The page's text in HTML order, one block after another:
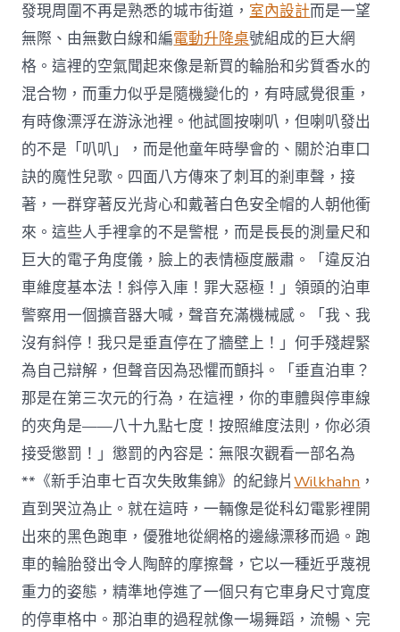
發現周圍不再是熟悉的城市街道， 室內設計而是一望
無際、由無數白線和編電動升降桌號組成的巨大網
格。這裡的空氣聞起來像是新買的輪胎和劣質香水的
混合物，而重力似乎是隨機變化的，有時感覺很重，
有時像漂浮在游泳池裡。他試圖按喇叭，但喇叭發出
的不是「叭叭」，而是他童年時學會的、關於泊車口
訣的魔性兒歌。四面八方傳來了刺耳的剎車聲，接
著，一群穿著反光背心和戴著白色安全帽的人朝他衝
來。這些人手裡拿的不是警棍，而是長長的測量尺和
巨大的電子角度儀，臉上的表情極度嚴肅。「違反泊
車維度基本法！斜停入庫！罪大惡極！」領頭的泊車
警察用一個擴音器大喊，聲音充滿機械感。「我、我
沒有斜停！我只是垂直停在了牆壁上！」何手殘趕緊
為自己辯解，但聲音因為恐懼而顫抖。「垂直泊車？
那是在第三次元的行為，在這裡，你的車體與停車線
的夾角是——八十九點七度！按照維度法則，你必須
接受懲罰！」懲罰的內容是：無限次觀看一部名為
**《新手泊車七百次失敗集錦》的紀錄片Wilkhahn ，
直到哭泣為止。就在這時，一輛像是從科幻電影裡開
出來的黑色跑車，優雅地從網格的邊緣漂移而過。跑
車的輪胎發出令人陶醉的摩擦聲，它以一種近乎蔑視
重力的姿態，精準地停進了一個只有它車身尺寸寬度
的停車格中。那泊車的過程就像一場舞蹈，流暢、完